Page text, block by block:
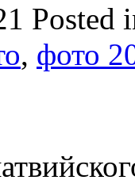
Posted
, фото